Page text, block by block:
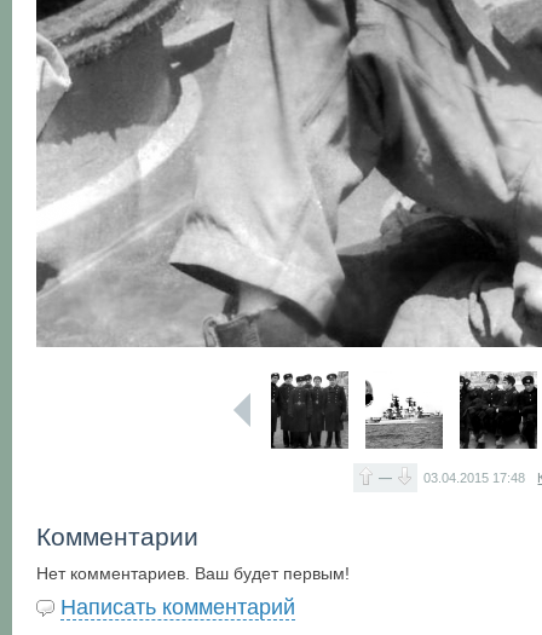
— 03.04.2015 17:48
Комментарии
Нет комментариев. Ваш будет первым!
Написать комментарий